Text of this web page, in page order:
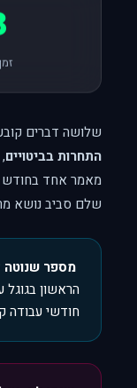
3
שלושה דברים
התחרות בביטויים,
מאמר אחד בחודש
שלם סביב נושא
מספר
הראשון
חודשי עבודה